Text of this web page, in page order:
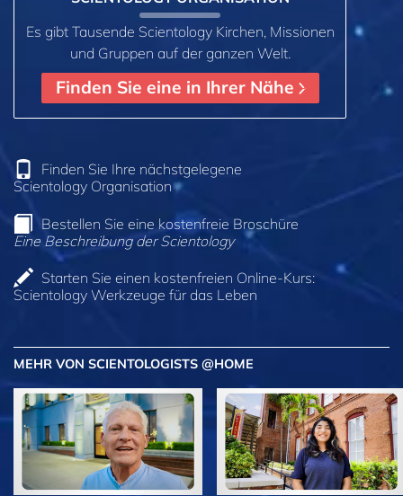
Es gibt Tausende Scientology Kirchen, Missionen
und Gruppen auf der ganzen Welt.
Finden Sie eine in Ihrer Nähe
Finden Sie Ihre nächstgelegene
Scientology Organisation
Bestellen Sie eine kostenfreie Broschüre
Eine Beschreibung der Scientology
Starten Sie einen kostenfreien Online-Kurs:
Scientology Werkzeuge für das Leben
MEHR VON SCIENTOLOGISTS @HOME